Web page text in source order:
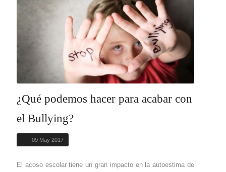
¿Qué podemos hacer para acabar con
el Bullying?
09 May 2017
El acoso escolar tiene un gran impacto en la autoestima de